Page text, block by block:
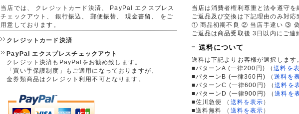
当店では、 クレジットカード決済、 PayPal エクスプレス
チェックアウト、 銀行振込、 郵便振替、 現金書留、 をご
用意しております。
クレジットカード決済
PayPal エクスプレスチェックアウト
クレジット決済もPayPalをお勧め致します。
「買い手保護制度」もご適用になっておりますが、
金券類商品はクレジット利用不可となります。
当店は消費者権利尊重と法令遵守を
ご返品及び交換は下記理由のみ対応
① 商品初期不良 ② 当店手違い ③
ご返品は商品受取後 3日以内にご連
送料について
送料は下記よりお客様が選択します
■パターンA (一律200円)
（送料を
■パターンB (一律360円)
（送料を
■パターンC (一律600円)
（送料を
■パターンD (一律900円)
（送料を
■佐川急便
（ 送料を表示 ）
■送料無料
（ 送料を表示 ）